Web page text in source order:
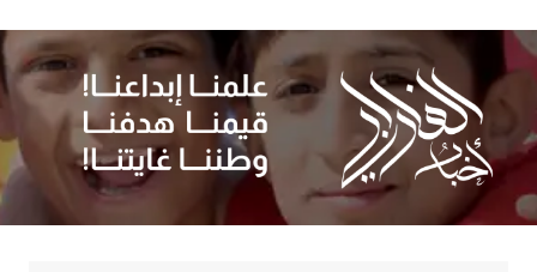
إلى
المحتوى